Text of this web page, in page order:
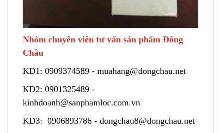
Nhóm chuyên viên tư vấn sản phẩm Đông
Châu
KD1: 0909374589 - muahang@dongchau.net
KD2: 0901325489 -
kinhdoanh@sanphamloc.com.vn
KD3: 0906893786 - dongchau8@dongchau.net